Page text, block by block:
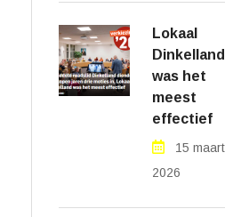
Lokaal
Dinkelland
was het
meest
effectief
15 maart
2026